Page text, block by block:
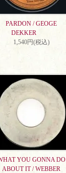
PARDON / GEOGE
DEKKER
1,540円(税込)
YOU GONNA DO
ABOUT IT / WEBBER